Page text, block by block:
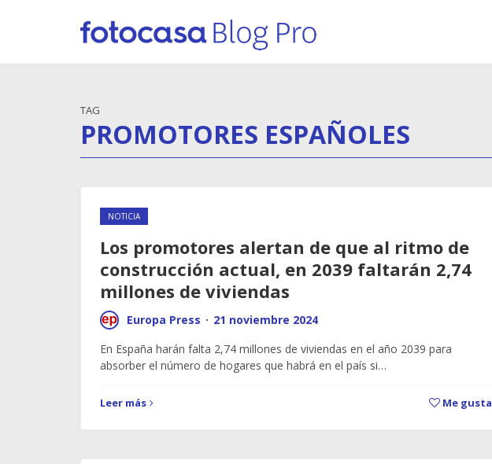
TAG
PROMOTORES ESPAÑOLES
NOTICIA
Los promotores alertan de que al ritmo de
construcción actual, en 2039 faltarán 2,74
millones de viviendas
Europa Press · 21 noviembre 2024
En España harán falta 2,74 millones de viviendas en el año 2039 para
absorber el número de hogares que habrá en el país si…
Leer más Me gusta